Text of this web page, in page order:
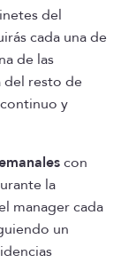
del
cada una de
de las
del resto de
y
con
la
manager cada
un